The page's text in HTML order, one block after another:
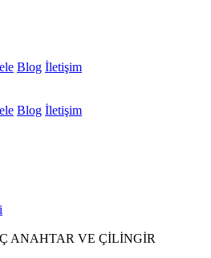
Blog İletişim
Blog İletişim
ANAHTAR VE ÇİLİNGİR